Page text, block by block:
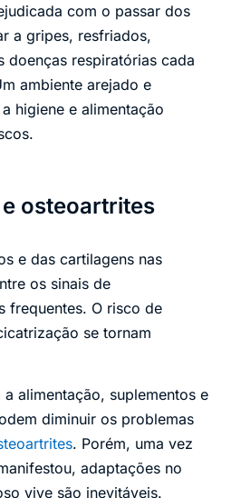
com o passar dos
a gripes, resfriados,
doenças respiratórias cada
ambiente arejado e
higiene e alimentação
osteoartrites
e das cartilagens nas
os sinais de
frequentes. O risco de
se tornam
alimentação, suplementos e
diminuir os problemas
. Porém, uma vez
adaptações no
vive são inevitáveis.